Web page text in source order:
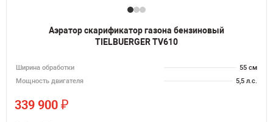
Аэратор скарификатор газона бензиновый
TIELBUERGER TV610
Ширина обработки
55 см
Мощность двигателя
5,5 л.с.
339 900 ₽